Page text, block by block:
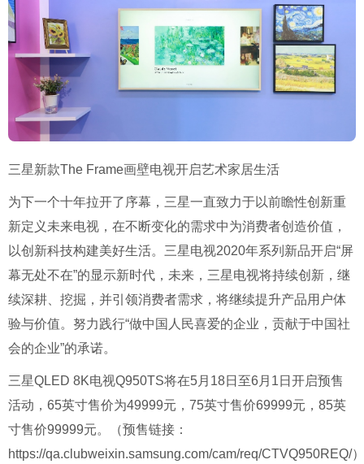
三星新款The Frame画壁电视开启艺术家居生活
为下一个十年拉开了序幕，三星一直致力于以前瞻性创新重
新定义未来电视，在不断变化的需求中为消费者创造价值，
以创新科技构建美好生活。三星电视2020年系列新品开启“屏
幕无处不在”的显示新时代，未来，三星电视将持续创新，继
续深耕、挖掘，并引领消费者需求，将继续提升产品用户体
验与价值。努力践行“做中国人民喜爱的企业，贡献于中国社
会的企业”的承诺。
三星QLED 8K电视Q950TS将在5月18日至6月1日开启预售
活动，65英寸售价为49999元，75英寸售价69999元，85英
寸售价99999元。（预售链接：
https://qa.clubweixin.samsung.com/cam/req/CTVQ950REQ/